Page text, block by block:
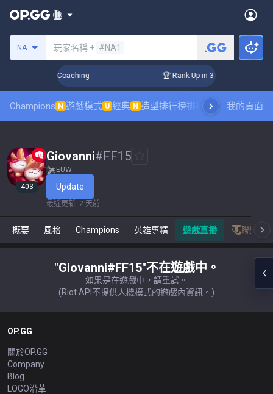
NA 玩家名稱 + #NA1
Challenger Coaching 🏆 Rank Up in 3 Days!
Champions N 遊戲模式 U 經典 N 造型排行榜排行榜 職業對戰觀賽
我的頁面
403
Giovanni#FF15
EUW
Update
最近更新: 2 天前
概要 風格 Champions 英雄專精 遊戲直播 聯盟戰
"Giovanni#FF15"不在遊戲中。
如果是在遊戲中，請重試。
(Riot API不提供人機模式的遊戲內資訊。)
OP.GG
關於OP.GG
Company
Blog
LOGO沿革